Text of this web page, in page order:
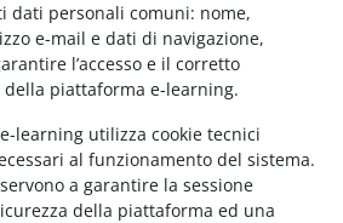
dati personali comuni: nome,
e-mail e dati di navigazione,
l’accesso e il corretto
piattaforma e-learning.
learning utilizza cookie tecnici
al funzionamento del sistema.
a garantire la sessione
della piattaforma ed una